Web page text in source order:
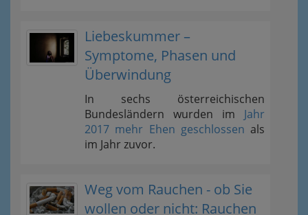
Liebeskummer –
Symptome, Phasen und
Überwindung
In sechs österreichischen
Bundesländern wurden im Jahr
2017 mehr Ehen geschlossen als
im Jahr zuvor.
Weg vom Rauchen - ob Sie
wollen oder nicht: Rauchen